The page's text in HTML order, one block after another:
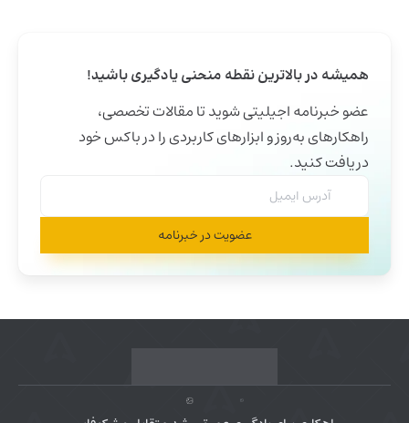
همیشه در بالاترین نقطه منحنی یادگیری باشید!
عضو خبرنامه اجیلیتی شوید تا مقالات تخصصی،
راهکارهای به‌روز و ابزارهای کاربردی را در باکس خود
دریافت کنید.
عضویت در خبرنامه